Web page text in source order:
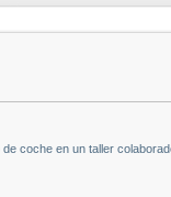
coche en un taller